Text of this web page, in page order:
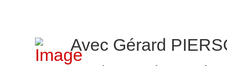
Avec Gérard